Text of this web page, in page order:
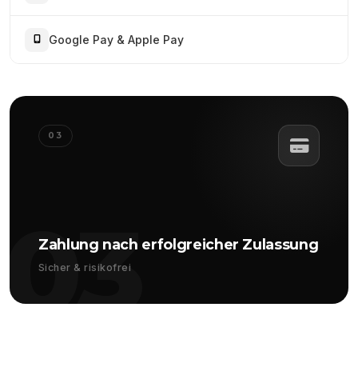
Google Pay & Apple Pay
03
03
Zahlung nach erfolgreicher Zulassung
Sicher & risikofrei